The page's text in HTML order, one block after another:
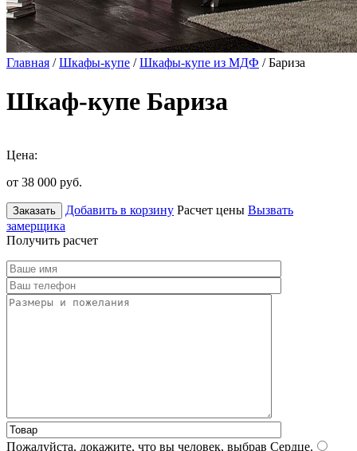
Главная /Шкафы-купе /Шкафы-купе из МДФ / Бариза
Шкаф-купе Бариза
Цена:
от 38 000 руб.
Заказать Добавить в корзину Расчет цены Вызвать
замерщика
Получить расчет
Пожалуйста, докажите, что вы человек, выбрав Сердце.